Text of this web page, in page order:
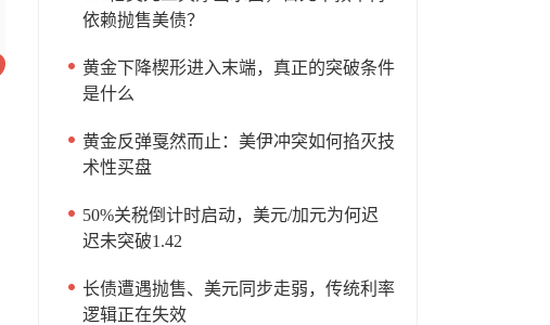
依赖抛售美债？
黄金下降楔形进入末端，真正的突破条件
是什么
黄金反弹戛然而止：美伊冲突如何掐灭技
术性买盘
50%关税倒计时启动，美元/加元为何迟
迟未突破1.42
长债遭遇抛售、美元同步走弱，传统利率
逻辑正在失效